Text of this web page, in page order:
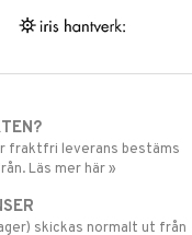
fraktfri leverans bestäms
Läs mer här »
skickas normalt ut från